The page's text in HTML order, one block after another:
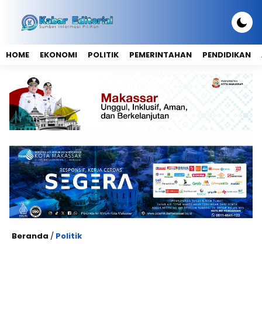
HOME EKONOMI POLITIK PEMERINTAHAN PENDIDIKAN
Beranda / Politik